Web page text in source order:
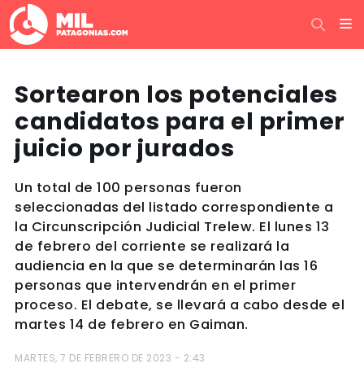
Sortearon los potenciales
candidatos para el primer
juicio por jurados
Un total de 100 personas fueron
seleccionadas del listado correspondiente a
la Circunscripción Judicial Trelew. El lunes 13
de febrero del corriente se realizará la
audiencia en la que se determinarán las 16
personas que intervendrán en el primer
proceso. El debate, se llevará a cabo desde el
martes 14 de febrero en Gaiman.
MARTES, 7 DE FEBRERO DE 2023 - 2:43